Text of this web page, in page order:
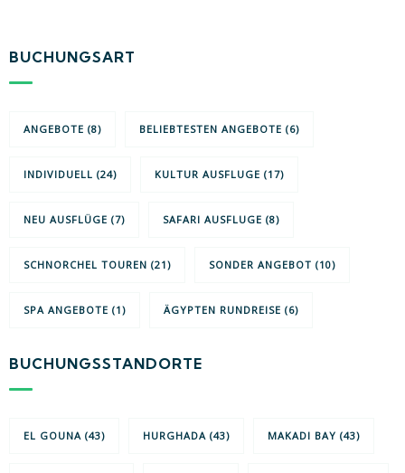
BUCHUNGSART
ANGEBOTE (8) BELIEBTESTEN ANGEBOTE (6)
INDIVIDUELL (24) KULTUR AUSFLUGE (17)
NEU AUSFLÜGE (7) SAFARI AUSFLUGE (8)
SCHNORCHEL TOUREN (21) SONDER ANGEBOT (10)
SPA ANGEBOTE (1) ÄGYPTEN RUNDREISE (6)
BUCHUNGSSTANDORTE
EL GOUNA (43) HURGHADA (43) MAKADI BAY (43)